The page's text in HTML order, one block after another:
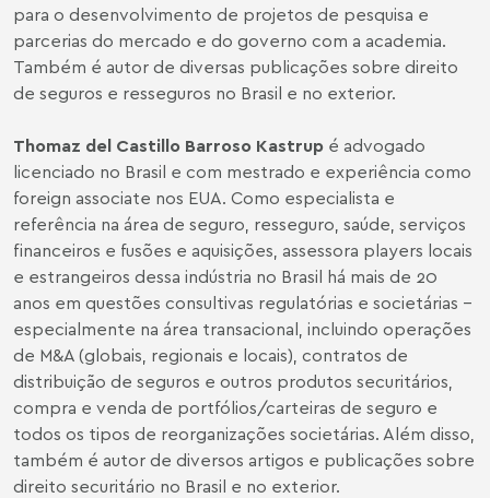
para o desenvolvimento de projetos de pesquisa e
parcerias do mercado e do governo com a academia.
Também é autor de diversas publicações sobre direito
de seguros e resseguros no Brasil e no exterior.
Thomaz del Castillo Barroso Kastrup é advogado
licenciado no Brasil e com mestrado e experiência como
foreign associate nos EUA. Como especialista e
referência na área de seguro, resseguro, saúde, serviços
financeiros e fusões e aquisições, assessora players locais
e estrangeiros dessa indústria no Brasil há mais de 20
anos em questões consultivas regulatórias e societárias -
especialmente na área transacional, incluindo operações
de M&A (globais, regionais e locais), contratos de
distribuição de seguros e outros produtos securitários,
compra e venda de portfólios/carteiras de seguro e
todos os tipos de reorganizações societárias. Além disso,
também é autor de diversos artigos e publicações sobre
direito securitário no Brasil e no exterior.